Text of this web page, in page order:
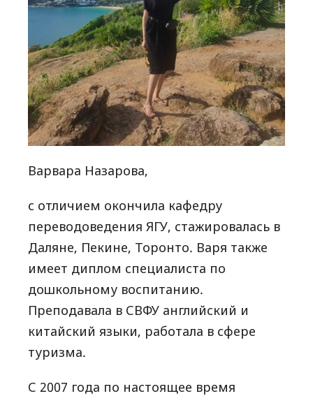
Варвара Назарова,
с отличием окончила кафедру
переводоведения ЯГУ, стажировалась в
Даляне, Пекине, Торонто. Варя также
имеет диплом специалиста по
дошкольному воспитанию.
Преподавала в СВФУ английский и
китайский языки, работала в сфере
туризма.
С 2007 года по настоящее время